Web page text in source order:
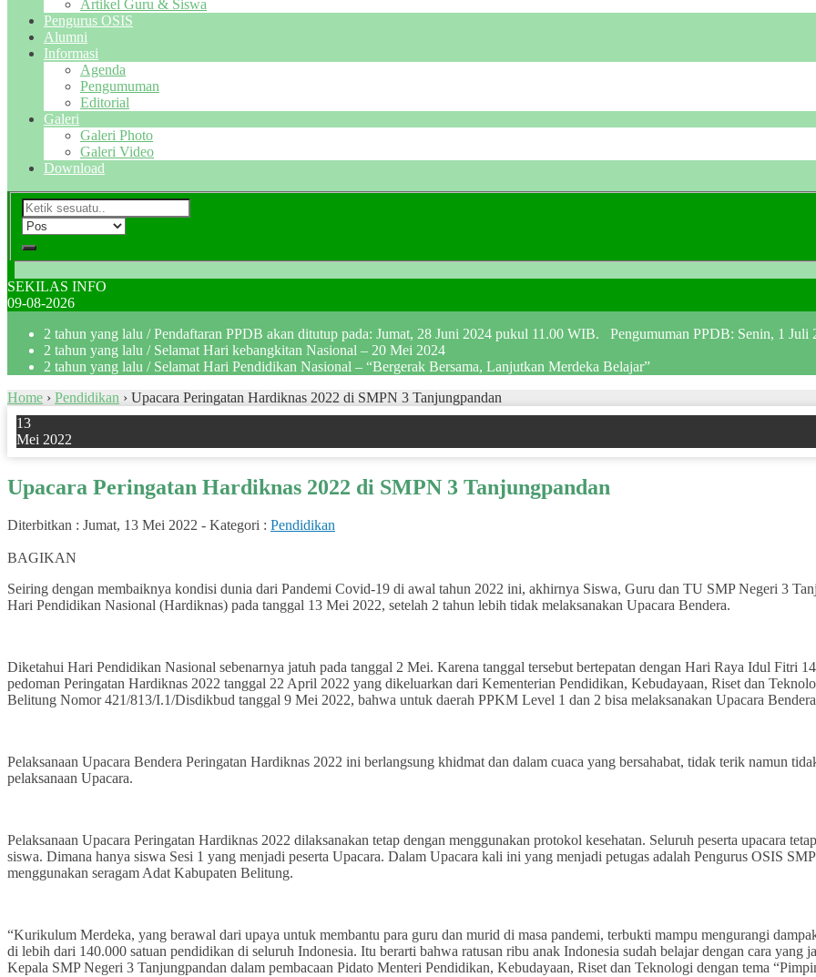
Artikel Guru & Siswa
Pengurus OSIS
Alumni
Informasi
Agenda
Pengumuman
Editorial
Galeri
Galeri Photo
Galeri Video
Download
SEKILAS INFO
09-08-2026
2 tahun yang lalu / Pendaftaran PPDB akan ditutup pada: Jumat, 28 Juni 2024 pukul 11.00 WIB. Pengumuman PPDB: Senin, 1 Juli
2 tahun yang lalu / Selamat Hari kebangkitan Nasional – 20 Mei 2024
2 tahun yang lalu / Selamat Hari Pendidikan Nasional – “Bergerak Bersama, Lanjutkan Merdeka Belajar”
Home › Pendidikan › Upacara Peringatan Hardiknas 2022 di SMPN 3 Tanjungpandan
13
Mei 2022
Upacara Peringatan Hardiknas 2022 di SMPN 3 Tanjungpandan
Diterbitkan : Jumat, 13 Mei 2022 - Kategori : Pendidikan
BAGIKAN
Seiring dengan membaiknya kondisi dunia dari Pandemi Covid-19 di awal tahun 2022 ini, akhirnya Siswa, Guru dan TU SMP Negeri 3
Hari Pendidikan Nasional (Hardiknas) pada tanggal 13 Mei 2022, setelah 2 tahun lebih tidak melaksanakan Upacara Bendera.
Diketahui Hari Pendidikan Nasional sebenarnya jatuh pada tanggal 2 Mei. Karena tanggal tersebut bertepatan dengan Hari Raya Idul Fitri
pedoman Peringatan Hardiknas 2022 tanggal 22 April 2022 yang dikeluarkan dari Kementerian Pendidikan, Kebudayaan, Riset dan
Belitung Nomor 421/813/I.1/Disdikbud tanggal 9 Mei 2022, bahwa untuk daerah PPKM Level 1 dan 2 bisa melaksanakan Upacara Bendera
Pelaksanaan Upacara Bendera Peringatan Hardiknas 2022 ini berlangsung khidmat dan dalam cuaca yang bersahabat, tidak terik namun
pelaksanaan Upacara.
Pelaksanaan Upacara Peringatan Hardiknas 2022 dilaksanakan tetap dengan menggunakan protokol kesehatan. Seluruh peserta upacara
siswa. Dimana hanya siswa Sesi 1 yang menjadi peserta Upacara. Dalam Upacara kali ini yang menjadi petugas adalah Pengurus OSIS
menggunakan seragam Adat Kabupaten Belitung.
“Kurikulum Merdeka, yang berawal dari upaya untuk membantu para guru dan murid di masa pandemi, terbukti mampu mengurangi
di lebih dari 140.000 satuan pendidikan di seluruh Indonesia. Itu berarti bahwa ratusan ribu anak Indonesia sudah belajar dengan cara yang
Kepala SMP Negeri 3 Tanjungpandan dalam pembacaan Pidato Menteri Pendidikan, Kebudayaan, Riset dan Teknologi dengan tema